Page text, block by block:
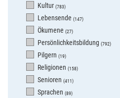
Kultur (783)
Lebensende (147)
Ökumene (27)
Persönlichkeitsbildung (792)
Pilgern (19)
Religionen (158)
Senioren (411)
Sprachen (89)